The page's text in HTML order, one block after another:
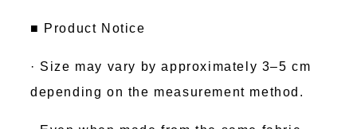
■ Product Notice
· Size may vary by approximately 3–5 cm
depending on the measurement method.